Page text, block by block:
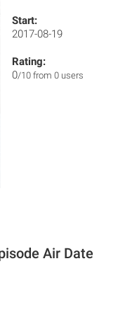
Start:
2017-08-19
Rating:
0/10 from 0 users
Air Date